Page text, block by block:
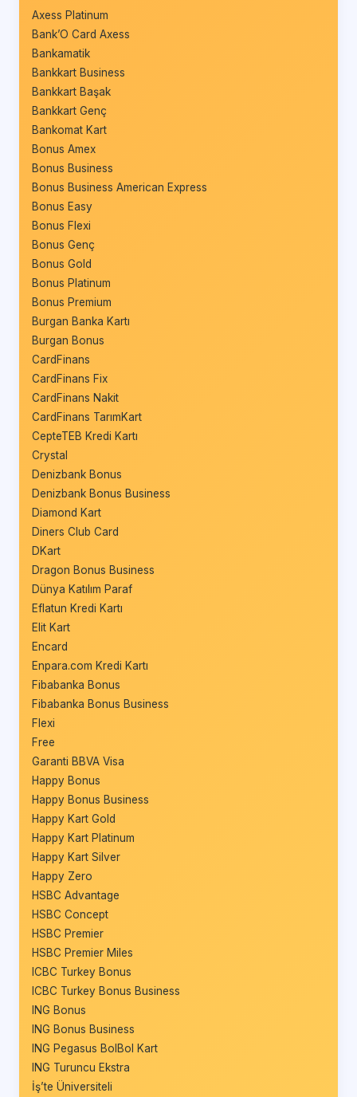
Axess Platinum
Bank’O Card Axess
Bankamatik
Bankkart Business
Bankkart Başak
Bankkart Genç
Bankomat Kart
Bonus Amex
Bonus Business
Bonus Business American Express
Bonus Easy
Bonus Flexi
Bonus Genç
Bonus Gold
Bonus Platinum
Bonus Premium
Burgan Banka Kartı
Burgan Bonus
CardFinans
CardFinans Fix
CardFinans Nakit
CardFinans TarımKart
CepteTEB Kredi Kartı
Crystal
Denizbank Bonus
Denizbank Bonus Business
Diamond Kart
Diners Club Card
DKart
Dragon Bonus Business
Dünya Katılım Paraf
Eflatun Kredi Kartı
Elit Kart
Encard
Enpara.com Kredi Kartı
Fibabanka Bonus
Fibabanka Bonus Business
Flexi
Free
Garanti BBVA Visa
Happy Bonus
Happy Bonus Business
Happy Kart Gold
Happy Kart Platinum
Happy Kart Silver
Happy Zero
HSBC Advantage
HSBC Concept
HSBC Premier
HSBC Premier Miles
ICBC Turkey Bonus
ICBC Turkey Bonus Business
ING Bonus
ING Bonus Business
ING Pegasus BolBol Kart
ING Turuncu Ekstra
İş’te Üniversiteli